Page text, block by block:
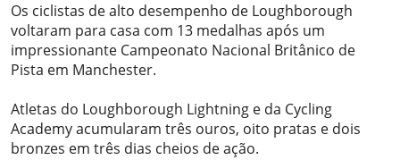
Os ciclistas de alto desempenho de Loughborough
voltaram para casa com 13 medalhas após um
impressionante Campeonato Nacional Britânico de
Pista em Manchester.
Atletas do Loughborough Lightning e da Cycling
Academy acumularam três ouros, oito pratas e dois
bronzes em três dias cheios de ação.